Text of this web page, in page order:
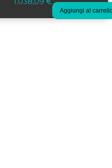
Aggiungi al